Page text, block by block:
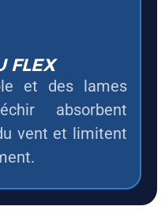
FLEX
et des lames
absorbent
vent et limitent